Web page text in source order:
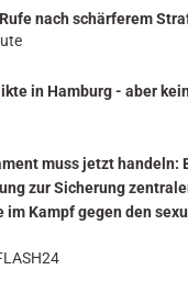
nach schärferem
in Hamburg - aber
muss jetzt handeln:
zur Sicherung
im Kampf gegen den